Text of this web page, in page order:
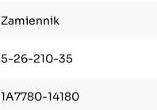
Zamiennik
5-26-210-35
1A7780-14180